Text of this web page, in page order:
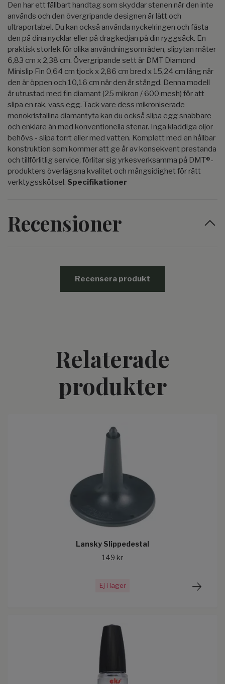
Den har ett fällbart handtag som skyddar stenen när den inte
används och den övergripande designen är lätt och
ultraportabel. Du kan också använda nyckelringen och fästa
den på dina nycklar eller på dragkedjan på din ryggsäck. En
praktisk storlek för olika användningsområden, slipytan mäter
6,83 cm x 2,38 cm. Övergripande sett är DMT Diamond
Minislip Fin 0,64 cm tjock x 2,86 cm bred x 15,24 cm lång när
den är öppen och 10,16 cm när den är stängd. Denna modell
är utrustad med fin diamant (25 mikron / 600 mesh) för att
slipa en rak, vass egg. Tack vare dess mikroniserade
monokristallina diamantyta kan du också slipa egg snabbare
och enklare än med konventionella stenar. Inga kladdiga oljor
behövs - slipa torrt eller med vatten. Komplett med en hållbar
konstruktion som kommer att ge år av konsekvent prestanda
och tillförlitlig service, förlitar sig yrkesverksamma på DMT®-
produkters överlägsna kvalitet och mångsidighet för rätt
verktygsskötsel. Specifikationer
Recensioner
Recensera produkt
Relaterade
produkter
Lansky Slippedestal
149 kr
Ej i lager